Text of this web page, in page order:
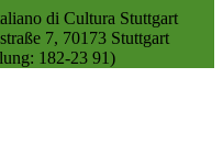
di Cultura Stuttgart
7, 70173 Stuttgart
182-23 91)